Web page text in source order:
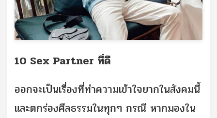
10 Sex Partner ที่ดี
ออกจะเป็นเรื่องที่ทำความเข้าใจยากในสังคมนี้
และตกร่องศีลธรรมในทุกๆ กรณี หากมองใน